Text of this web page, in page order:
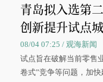
青岛拟入选第
创新提升试点
08/04 07:25 / 观海新闻
试点旨在破解当前零售
卷式”竞争等问题，加